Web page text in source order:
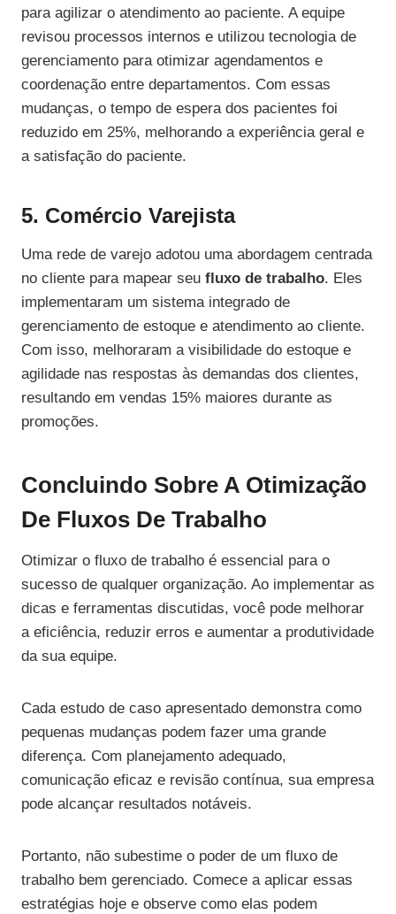
para agilizar o atendimento ao paciente. A equipe
revisou processos internos e utilizou tecnologia de
gerenciamento para otimizar agendamentos e
coordenação entre departamentos. Com essas
mudanças, o tempo de espera dos pacientes foi
reduzido em 25%, melhorando a experiência geral e
a satisfação do paciente.
5. Comércio Varejista
Uma rede de varejo adotou uma abordagem centrada
no cliente para mapear seu fluxo de trabalho. Eles
implementaram um sistema integrado de
gerenciamento de estoque e atendimento ao cliente.
Com isso, melhoraram a visibilidade do estoque e
agilidade nas respostas às demandas dos clientes,
resultando em vendas 15% maiores durante as
promoções.
Concluindo Sobre A Otimização
De Fluxos De Trabalho
Otimizar o fluxo de trabalho é essencial para o
sucesso de qualquer organização. Ao implementar as
dicas e ferramentas discutidas, você pode melhorar
a eficiência, reduzir erros e aumentar a produtividade
da sua equipe.
Cada estudo de caso apresentado demonstra como
pequenas mudanças podem fazer uma grande
diferença. Com planejamento adequado,
comunicação eficaz e revisão contínua, sua empresa
pode alcançar resultados notáveis.
Portanto, não subestime o poder de um fluxo de
trabalho bem gerenciado. Comece a aplicar essas
estratégias hoje e observe como elas podem